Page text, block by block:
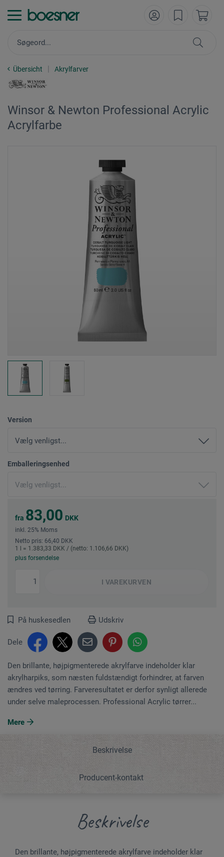
Übersicht Akrylfarver
Winsor & Newton Professional Acrylic
Acrylfarbe
Version
Emballeringsenhed
fra 83,00 DKK
inkl. 25% Moms
Netto pris: 66,40 DKK
1 l = 1.383,33 DKK / (netto: 1.106,66 DKK)
plus forsendelse
I VAREKURVEN
På huskesedlen Udskriv
Dele
Den brillante, højpigmenterede akrylfarve indeholder klar
akrylharpiks, som næsten fuldstændigt forhindrer, at farven
ændres ved tørring. Farveresultatet er derfor synligt allerede
under selve maleprocessen. Professional Acrylic tørrer...
Mere
Beskrivelse
Producent-kontakt
Beskrivelse
Den brillante, højpigmenterede akrylfarve indeholder klar